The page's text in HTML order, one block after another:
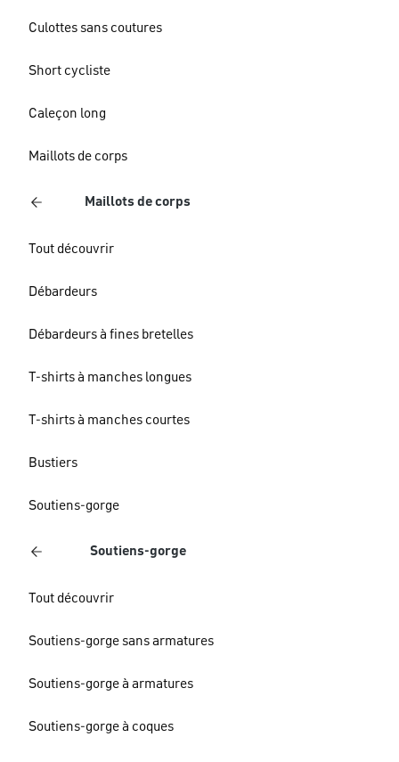
Culottes sans coutures
Short cycliste
Caleçon long
Maillots de corps
Maillots de corps
Tout découvrir
Débardeurs
Débardeurs à fines bretelles
T-shirts à manches longues
T-shirts à manches courtes
Bustiers
Soutiens-gorge
Soutiens-gorge
Tout découvrir
Soutiens-gorge sans armatures
Soutiens-gorge à armatures
Soutiens-gorge à coques